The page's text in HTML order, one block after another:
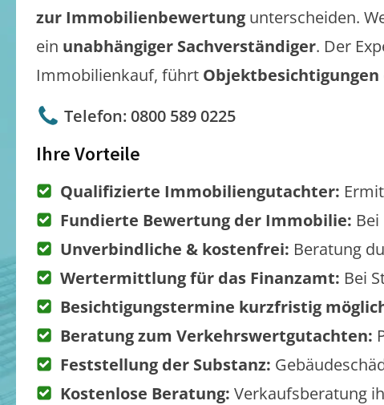
zur Immobilienbewertung unterscheiden.
ein unabhängiger Sachverständiger. Der
Immobilienkauf, führt Objektbesichtigungen
Telefon: 0800 589 0225
Ihre Vorteile
Qualifizierte Immobiliengutachter:
Fundierte Bewertung der Immobilie:
Unverbindliche & kostenfrei: Beratung
Wertermittlung für das Finanzamt: Bei
Besichtigungstermine kurzfristig
Beratung zum Verkehrswertgutachten:
Feststellung der Substanz:
Kostenlose Beratung: Verkaufsberatung